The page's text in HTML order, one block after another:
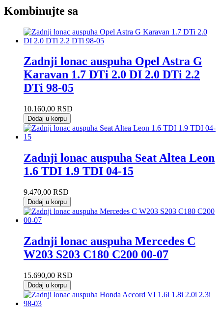
Kombinujte sa
Zadnji lonac auspuha Opel Astra G
Karavan 1.7 DTi 2.0 DI 2.0 DTi 2.2
DTi 98-05
10.160,00 RSD
Dodaj u korpu
Zadnji lonac auspuha Seat Altea Leon
1.6 TDI 1.9 TDI 04-15
9.470,00 RSD
Dodaj u korpu
Zadnji lonac auspuha Mercedes C
W203 S203 C180 C200 00-07
15.690,00 RSD
Dodaj u korpu